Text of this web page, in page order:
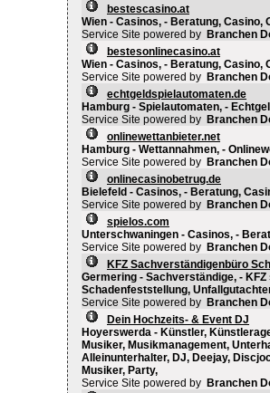
bestescasino.at
Wien - Casinos, - Beratung, Casino,
Service Site powered by Branchen
bestesonlinecasino.at
Wien - Casinos, - Beratung, Casino,
Service Site powered by Branchen
echtgeldspielautomaten.de
Hamburg - Spielautomaten, -
Service Site powered by Branchen
onlinewettanbieter.net
Hamburg - Wettannahmen, -
Service Site powered by Branchen
onlinecasinobetrug.de
Bielefeld - Casinos, - Beratung,
Service Site powered by Branchen
spielos.com
Unterschwaningen - Casinos, -
Service Site powered by Branchen
KFZ Sachverständigenbüro
Germering - Sachverständige, -
Schadenfeststellung,
Service Site powered by Branchen
Dein Hochzeits- & Event DJ
Hoyerswerda - Künstler,
Musiker, Musikmanagement,
Alleinunterhalter, DJ, Deejay,
Musiker, Party,
Service Site powered by Branchen